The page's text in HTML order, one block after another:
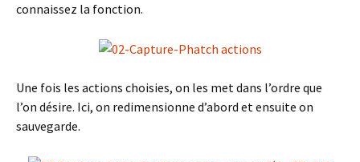
connaissez la fonction.
Une fois les actions choisies, on les met dans l’ordre que
l’on désire. Ici, on redimensionne d’abord et ensuite on
sauvegarde.